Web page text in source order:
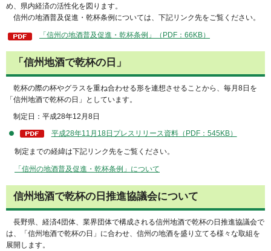
め、県内経済の活性化を図ります。
信州の地酒普及促進・乾杯条例については、下記リンク先をご覧ください。
「信州の地酒普及促進・乾杯条例」（PDF：66KB）
「信州地酒で乾杯の日」
乾杯の際の杯やグラスを重ね合わせる形を連想させることから、毎月8日を
「信州地酒で乾杯の日」としています。
制 定日：平成28年12月8日
平成28年11月18日プレスリリース資料（PDF：545KB）
制定までの経緯は下記リンク先をご覧ください。
「信州の地酒普及促進・乾杯条例」について
信州地酒で乾杯の日推進協議会について
長野県、経済4団体、業界団体で構成される信州地酒で乾杯の日推進協議会で
は、「信州地酒で乾杯の日」に合わせ、信州の地酒を盛り立てる様々な取組を
展開します。